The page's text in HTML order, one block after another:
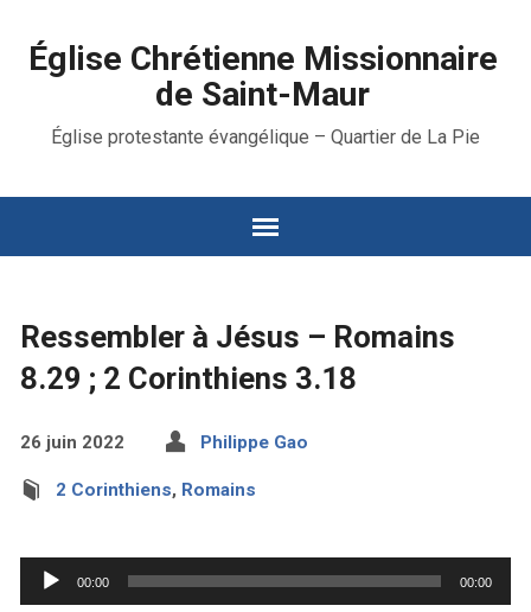
Église Chrétienne Missionnaire
de Saint-Maur
Église protestante évangélique – Quartier de La Pie
Ressembler à Jésus – Romains
8.29 ; 2 Corinthiens 3.18
26 juin 2022 Philippe Gao
2 Corinthiens, Romains
Lecteur00:00 00:00